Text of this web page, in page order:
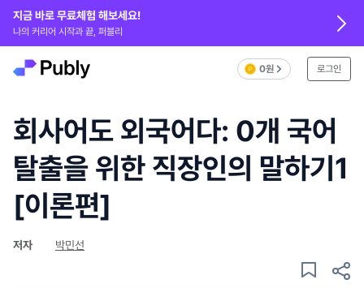
지금 바로 무료체험 해보세요!
나의 커리어 시작과 끝, 퍼블리
0원 로그인
회사어도 외국어다: 0개 국어
탈출을 위한 직장인의 말하기1
[이론편]
저자 박민선